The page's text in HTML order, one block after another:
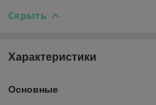
Скрыть
Характеристики
Основные